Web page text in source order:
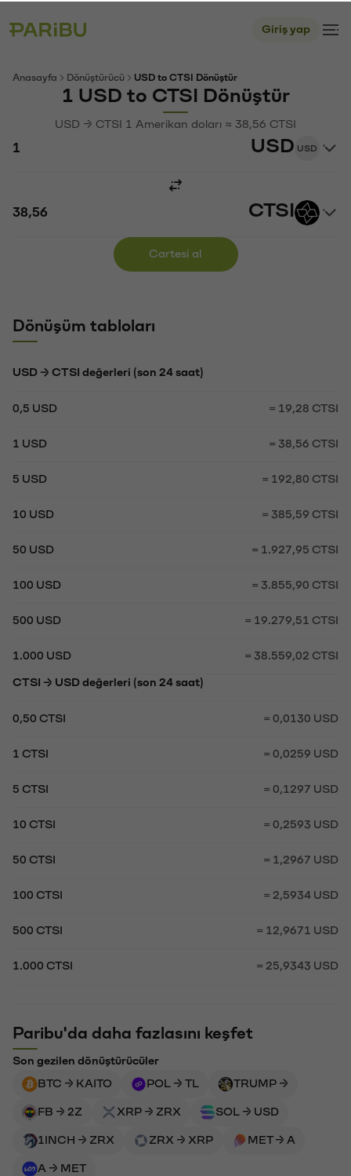
Giriş yap
Anasayfa Dönüştürücü USD to CTSI Dönüştür
1 USD to CTSI Dönüştür
USD → CTSI 1 Amerikan doları ≈ 38,56 CTSI
USD USD
CTSI
Cartesi al
Dönüşüm tabloları
USD → CTSI değerleri (son 24 saat)
0,5 USD = 19,28 CTSI
1 USD = 38,56 CTSI
5 USD = 192,80 CTSI
10 USD = 385,59 CTSI
50 USD = 1.927,95 CTSI
100 USD = 3.855,90 CTSI
500 USD = 19.279,51 CTSI
1.000 USD = 38.559,02 CTSI
CTSI → USD değerleri (son 24 saat)
0,50 CTSI = 0,0130 USD
1 CTSI = 0,0259 USD
5 CTSI = 0,1297 USD
10 CTSI = 0,2593 USD
50 CTSI = 1,2967 USD
100 CTSI = 2,5934 USD
500 CTSI = 12,9671 USD
1.000 CTSI = 25,9343 USD
Paribu'da daha fazlasını keşfet
Son gezilen dönüştürücüler
BTC → KAITO
POL → TL TRUMP →
FB → 2Z XRP → ZRX SOL → USD
1INCH → ZRX ZRX → XRP MET → A
A → MET